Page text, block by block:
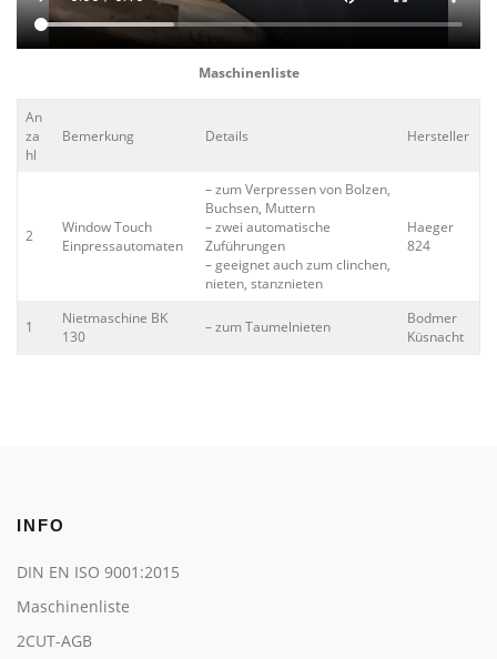
Maschinenliste
An
za
hl
Bemerkung Details Hersteller
2
Window Touch
Einpressautomaten
– zum Verpressen von Bolzen,
Buchsen, Muttern
– zwei automatische
Zuführungen
– geeignet auch zum clinchen,
nieten, stanznieten
Haeger
824
1
Nietmaschine BK
130
– zum Taumelnieten
Bodmer
Küsnacht
INFO
DIN EN ISO 9001:2015
Maschinenliste
2CUT-AGB